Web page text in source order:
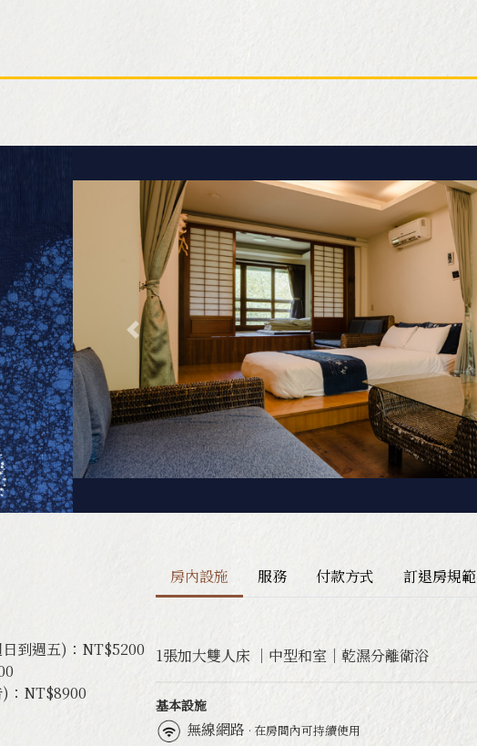
藏山館 - 經典雙人房 藏山館 - 尊爵雙人房
藏山館 - 雅緻十人房
Hotel
季節活動 交通&聯絡資訊
到週五)：NT$5200
)：NT$8900
房內設施 服務 付款方式 訂退房規範
1張加大雙人床 ｜中型和室｜乾濕分離衛浴
基本設施
無線網路 · 在房間內可持續使用